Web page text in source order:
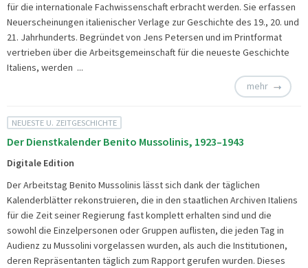
für die internationale Fachwissenschaft erbracht werden. Sie erfassen
Neuerscheinungen italienischer Verlage zur Geschichte des 19., 20. und
21. Jahrhunderts. Begründet von Jens Petersen und im Printformat
vertrieben über die Arbeitsgemeinschaft für die neueste Geschichte
Italiens, werden ...
mehr
NEUESTE U. ZEITGESCHICHTE
Der Dienstkalender Benito Mussolinis, 1923–1943
Digitale Edition
Der Arbeitstag Benito Mussolinis lässt sich dank der täglichen
Kalenderblätter rekonstruieren, die in den staatlichen Archiven Italiens
für die Zeit seiner Regierung fast komplett erhalten sind und die
sowohl die Einzelpersonen oder Gruppen auflisten, die jeden Tag in
Audienz zu Mussolini vorgelassen wurden, als auch die Institutionen,
deren Repräsentanten täglich zum Rapport gerufen wurden. Dieses